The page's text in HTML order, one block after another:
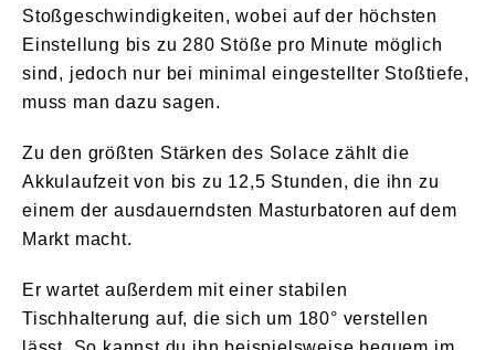
Stoßgeschwindigkeiten, wobei auf der höchsten
Einstellung bis zu 280 Stöße pro Minute möglich
sind, jedoch nur bei minimal eingestellter Stoßtiefe,
muss man dazu sagen.
Zu den größten Stärken des Solace zählt die
Akkulaufzeit von bis zu 12,5 Stunden, die ihn zu
einem der ausdauerndsten Masturbatoren auf dem
Markt macht.
Er wartet außerdem mit einer stabilen
Tischhalterung auf, die sich um 180° verstellen